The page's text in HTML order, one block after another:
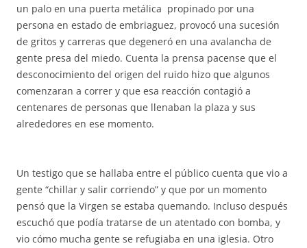
un palo en una puerta metálica propinado por una
persona en estado de embriaguez, provocó una sucesión
de gritos y carreras que degeneró en una avalancha de
gente presa del miedo. Cuenta la prensa pacense que el
desconocimiento del origen del ruido hizo que algunos
comenzaran a correr y que esa reacción contagió a
centenares de personas que llenaban la plaza y sus
alrededores en ese momento.
Un testigo que se hallaba entre el público cuenta que vio a
gente “chillar y salir corriendo” y que por un momento
pensó que la Virgen se estaba quemando. Incluso después
escuchó que podía tratarse de un atentado con bomba, y
vio cómo mucha gente se refugiaba en una iglesia. Otro